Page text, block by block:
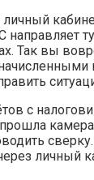
направляет
Так вы
с
личный